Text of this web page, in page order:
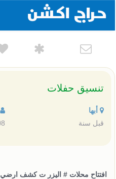
تنسيق حفلات
أبها
قبل سنة
افتتاح محلات # اليزر ت كشف